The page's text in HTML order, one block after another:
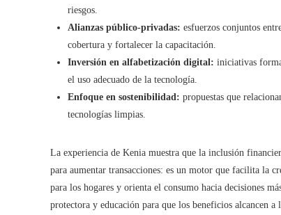
riesgos.
Alianzas público-privadas: esfuerzos conjuntos
cobertura y fortalecer la capacitación.
Inversión en alfabetización digital: iniciativas
el uso adecuado de la tecnología.
Enfoque en sostenibilidad: propuestas que
tecnologías limpias.
La experiencia de Kenia muestra que la inclusión
para aumentar transacciones: es un motor que facilita la
para los hogares y orienta el consumo hacia decisiones
protectora y educación para que los beneficios alcancen